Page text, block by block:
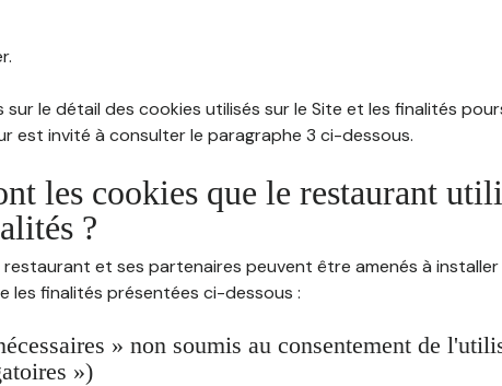
sur le détail des cookies utilisés sur le Site et les finalités
est invité à consulter le paragraphe 3 ci-dessous.
les cookies que le restaurant
?
restaurant et ses partenaires peuvent être amenés à
les finalités présentées ci-dessous :
» non soumis au consentement de
»)